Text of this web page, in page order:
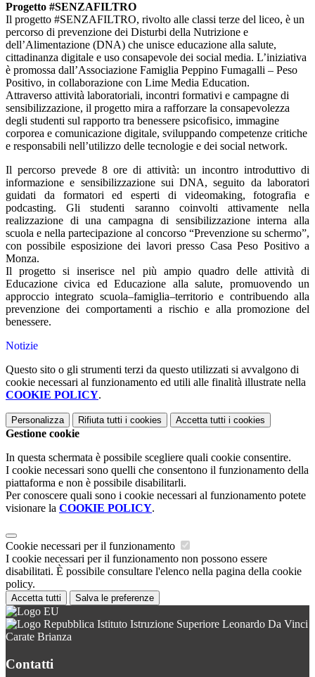
Progetto #SENZAFILTRO
Il progetto #SENZAFILTRO, rivolto alle classi terze del liceo, è un
percorso di prevenzione dei Disturbi della Nutrizione e
dell’Alimentazione (DNA) che unisce educazione alla salute,
cittadinanza digitale e uso consapevole dei social media. L’iniziativa
è promossa dall’Associazione Famiglia Peppino Fumagalli – Peso
Positivo, in collaborazione con Lime Media Education.
Attraverso attività laboratoriali, incontri formativi e campagne di
sensibilizzazione, il progetto mira a rafforzare la consapevolezza
degli studenti sul rapporto tra benessere psicofisico, immagine
corporea e comunicazione digitale, sviluppando competenze critiche
e responsabili nell’utilizzo delle tecnologie e dei social network.
Il percorso prevede 8 ore di attività: un incontro introduttivo di
informazione e sensibilizzazione sui DNA, seguito da laboratori
guidati da formatori ed esperti di videomaking, fotografia e
podcasting. Gli studenti saranno coinvolti attivamente nella
realizzazione di una campagna di sensibilizzazione interna alla
scuola e nella partecipazione al concorso “Prevenzione su schermo”,
con possibile esposizione dei lavori presso Casa Peso Positivo a
Monza.
Il progetto si inserisce nel più ampio quadro delle attività di
Educazione civica ed Educazione alla salute, promuovendo un
approccio integrato scuola–famiglia–territorio e contribuendo alla
prevenzione dei comportamenti a rischio e alla promozione del
benessere.
Notizie
Questo sito o gli strumenti terzi da questo utilizzati si avvalgono di
cookie necessari al funzionamento ed utili alle finalità illustrate nella
COOKIE POLICY.
Personalizza Rifiuta tutti i cookies Accetta tutti i cookies
Gestione cookie
In questa schermata è possibile scegliere quali cookie consentire.
I cookie necessari sono quelli che consentono il funzionamento della
piattaforma e non è possibile disabilitarli.
Per conoscere quali sono i cookie necessari al funzionamento potete
visionare la COOKIE POLICY.
Cookie necessari per il funzionamento
I cookie necessari per il funzionamento non possono essere
disabilitati. È possibile consultare l'elenco nella pagina della cookie
policy.
Accetta tutti Salva le preferenze
Istituto Istruzione Superiore Leonardo Da Vinci
Carate Brianza
Contatti